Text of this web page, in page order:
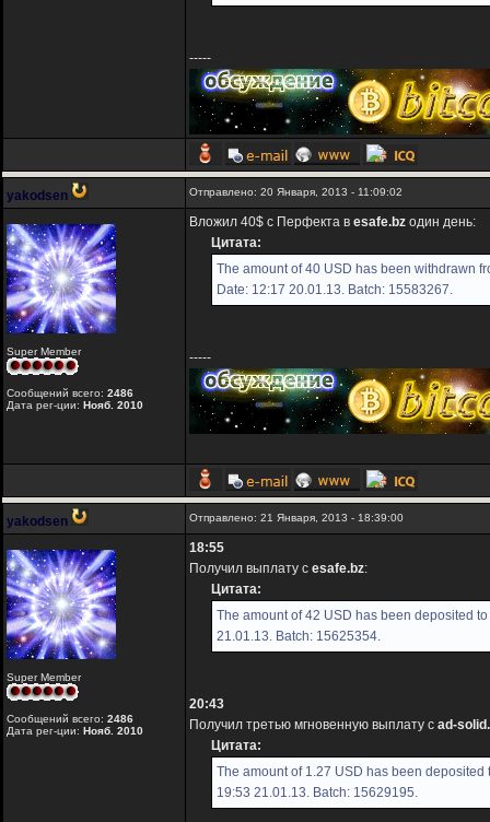
-----
yakodsen Отправлено: 20 Января, 2013 - 11:09:02
Super Member
Сообщений всего: 2486
Дата рег-ции: Нояб. 2010
Вложил 40$ с Перфекта в esafe.bz один день:
Цитата:
The amount of 40 USD has been withdrawn
Date: 12:17 20.01.13. Batch: 15583267.
-----
yakodsen Отправлено: 21 Января, 2013 - 18:39:00
Super Member
Сообщений всего: 2486
Дата рег-ции: Нояб. 2010
18:55
Получил выплату с esafe.bz:
Цитата:
The amount of 42 USD has been deposited
21.01.13. Batch: 15625354.
20:43
Получил третью мгновенную выплату с ad-
Цитата:
The amount of 1.27 USD has been
19:53 21.01.13. Batch: 15629195.